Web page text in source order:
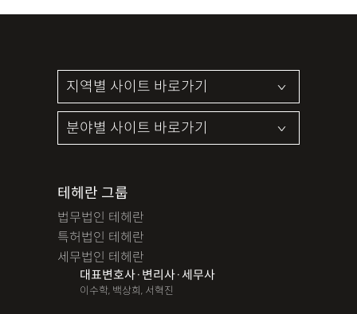
테헤란 그룹
법무법인 테헤란
특허법인 테헤란
세무법인 테헤란
대표변호사·변리사·세무사
이수학, 백상희, 서혁진